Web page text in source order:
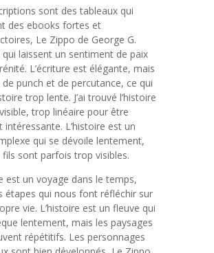
sont des tableaux qui
des ebooks fortes et
Le Zippo de George G.
qui laissent un sentiment de paix
L’écriture est élégante, mais
punch et de percutance, ce qui
trop lente. J’ai trouvé l’histoire
trop linéaire pour être
intéressante. L’histoire est un
qui se dévoile lentement,
fils sont parfois trop visibles.
est un voyage dans le temps,
étapes qui nous font réfléchir sur
vie. L’histoire est un fleuve qui
lentement, mais les paysages
répétitifs. Les personnages